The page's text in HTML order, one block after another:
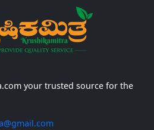
your trusted source for the